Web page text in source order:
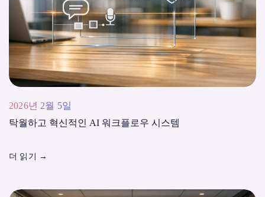
2026년 2월 5일
탁월하고 혁신적인 AI 워크플로우 시스템
더 읽기 →